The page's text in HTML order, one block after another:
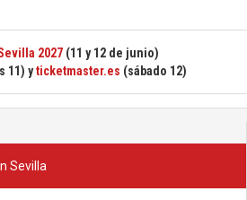
Sevilla
2027 (11 y 12 de junio)
11) yticketmaster.es (sábado 12)